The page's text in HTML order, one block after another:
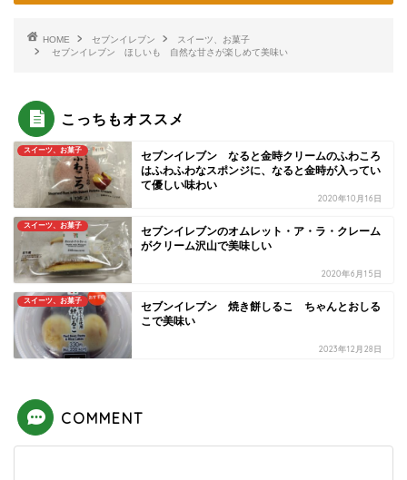
HOME セブンイレブン
スイーツ、お菓子
セブンイレブン ほしいも 自然な甘さが楽しめて美味い
こっちもオススメ
スイーツ、お菓子
セブンイレブン なると金時クリームのふわころ
はふわふわなスポンジに、なると金時が入ってい
て優しい味わい
2020年10月16日
スイーツ、お菓子
セブンイレブンのオムレット・ア・ラ・クレーム
がクリーム沢山で美味しい
2020年6月15日
スイーツ、お菓子
セブンイレブン 焼き餅しるこ ちゃんとおしる
こで美味い
2023年12月28日
COMMENT